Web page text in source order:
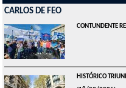
CARLOS DE FEO
CONTUNDENTE
HISTÓRICO